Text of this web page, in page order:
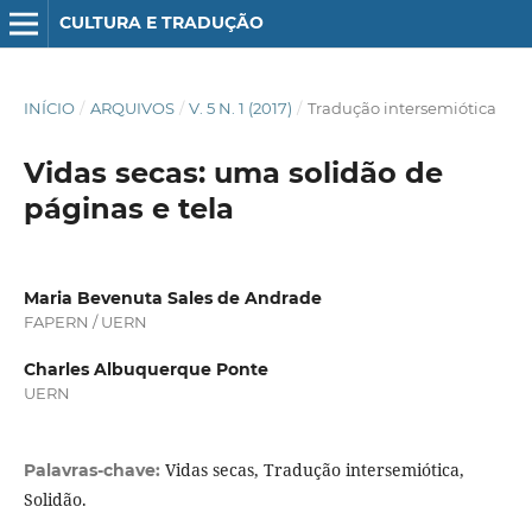
CULTURA E TRADUÇÃO
INÍCIO / ARQUIVOS / V. 5 N. 1 (2017) / Tradução intersemiótica
Vidas secas: uma solidão de
páginas e tela
Maria Bevenuta Sales de Andrade
FAPERN / UERN
Charles Albuquerque Ponte
UERN
Palavras-chave: Vidas secas, Tradução intersemiótica,
Solidão.